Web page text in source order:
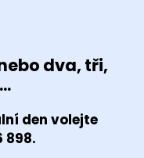
dva, tři,
den volejte
898.